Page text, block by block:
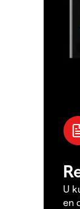
U
en